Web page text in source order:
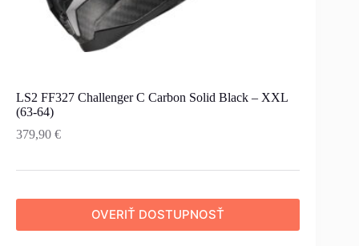
LS2 FF327 Challenger C Carbon Solid Black – XXL
(63-64)
379,90 €
OVERIŤ DOSTUPNOSŤ